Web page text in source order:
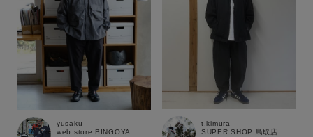
yusaku
web store BINGOYA
t.kimura
SUPER SHOP 鳥取店